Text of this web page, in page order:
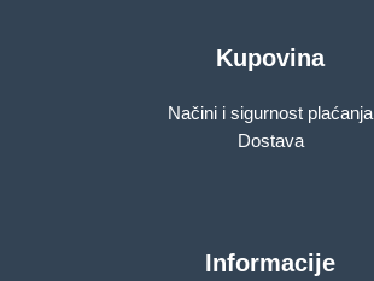
Kupovina
Načini i sigurnost plaćanja
Dostava
Informacije